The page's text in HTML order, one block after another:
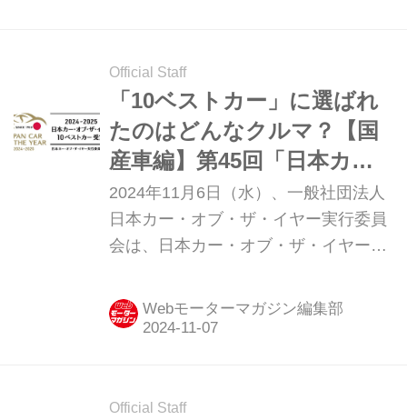
Official Staff
「10ベストカー」に選ばれ
たのはどんなクルマ？【国
産車編】第45回「日本カ
ー・オブ・ザ・イヤー 2024-
2025」最終選考会進出車た
ちの素顔が知りたい
2024年11月6日（水）、一般社団法人
日本カー・オブ・ザ・イヤー実行委員
会は、日本カー・オブ・ザ・イヤー
位10台の「10ベストカー」を発表しま
した。Webモーターマガジンのアーカ
ェックしてみよう！（掲載はノミネー
Webモーターマガジン編集部
Official Staff